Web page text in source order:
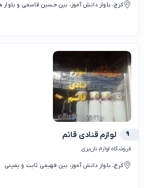
کرج، بلوار دانش آموز، بین حسین قاسمی و بلوار
9 لوازم قنادی قائم
فروشگاه لوازم نان‌پزی
کرج، بلوار دانش آموز، بین فهیمی ثابت و یمینی